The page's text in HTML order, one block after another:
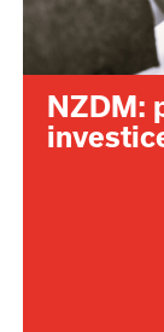
NZDM: